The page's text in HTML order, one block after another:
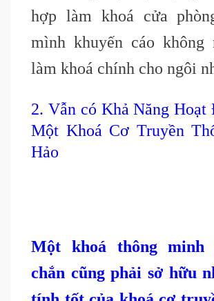
hợp làm khoá cửa
mình khuyến cáo không
làm khoá chính cho ngôi
2. Vẫn có Khả Năng Hoạt
Một Khoá Cơ Truyền
Hảo
Một khoá thông minh
chắn cũng phải sở hữu